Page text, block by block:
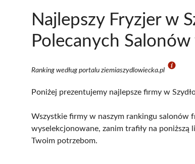
Najlepszy Fryzjer w
Polecanych
Ranking według portalu ziemiaszydlowiecka.pl
Poniżej prezentujemy najlepsze firmy w
Wszystkie firmy w naszym rankingu salonów
wyselekcjonowane, zanim trafiły na
Twoim potrzebom.